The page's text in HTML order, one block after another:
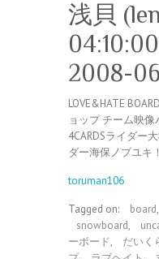
浅貝
2008-
LOVE&HATE
ョップ チーム映
4CARDSライダー
ダー海保ノブユキ！
toruman106
Tagged on: board,
snowboard,
ーボード, だいく